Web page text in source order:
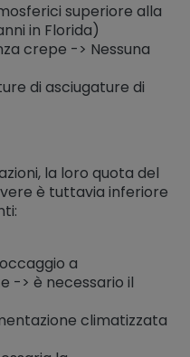
superiore alla
in Florida)
crepe -> Nessuna
di asciugature di
la loro quota del
è tuttavia inferiore
a
-> è necessario il
climatizzata